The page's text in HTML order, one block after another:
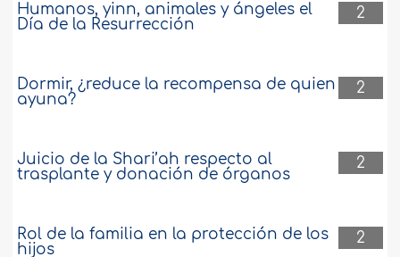
2
Humanos, yinn, animales y ángeles el
Día de la Resurrección
2
Dormir, ¿reduce la recompensa de quien
ayuna?
2
Juicio de la Shari’ah respecto al
trasplante y donación de órganos
2
Rol de la familia en la protección de los
hijos